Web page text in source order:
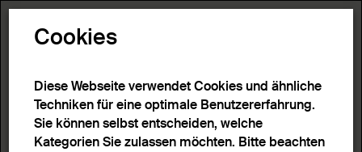
4 Ergebnisse
Start>Detailsuche>Suchergebnisse
Cookies
Diese Webseite verwendet Cookies und ähnliche
Techniken für eine optimale Benutzererfahrung.
Sie können selbst entscheiden, welche
Kategorien Sie zulassen möchten. Bitte beachten